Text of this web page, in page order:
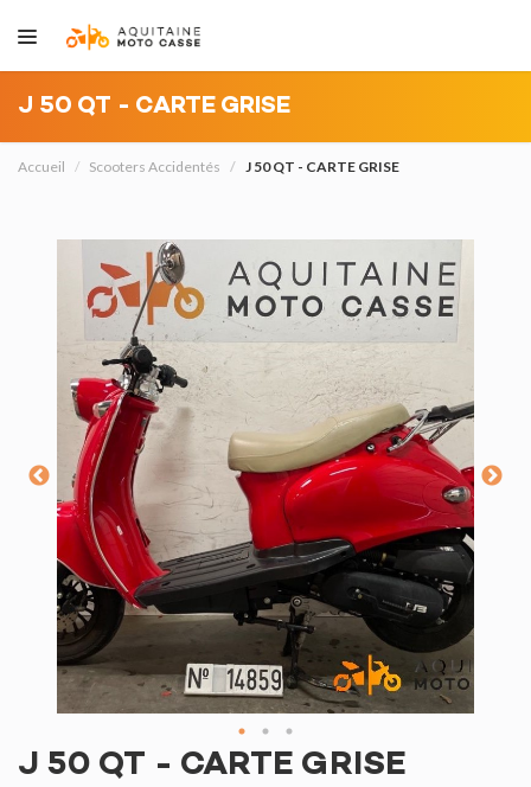
J 50 QT - CARTE GRISE
Accueil Scooters Accidentés J 50 QT - CARTE GRISE
J 50 QT - CARTE GRISE